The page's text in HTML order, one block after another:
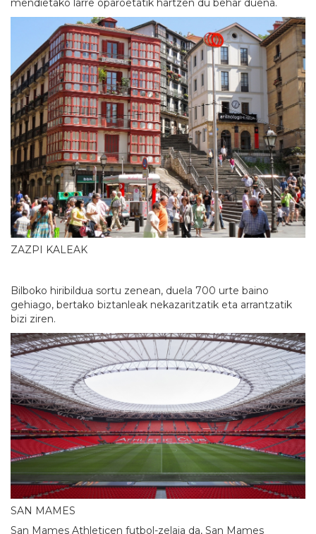
ZAZPI KALEAK
Bilboko hiribildua sortu zenean, duela 700 urte baino
gehiago, bertako biztanleak nekazaritzatik eta arrantzatik
bizi ziren.
SAN MAMES
San Mames Athleticen futbol-zelaia da, San Mames